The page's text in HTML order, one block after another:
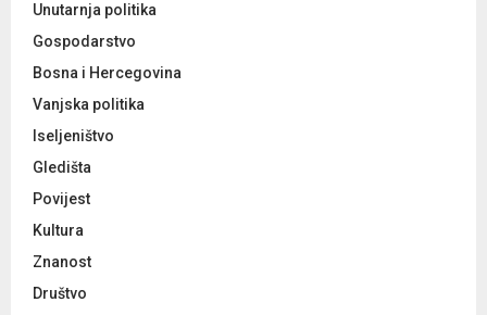
Unutarnja politika
Gospodarstvo
Bosna i Hercegovina
Vanjska politika
Iseljeništvo
Gledišta
Povijest
Kultura
Znanost
Društvo